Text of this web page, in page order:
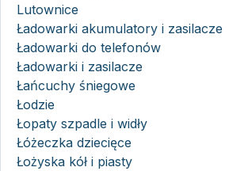
Lutownice
Ładowarki akumulatory i zasilacze
Ładowarki do telefonów
Ładowarki i zasilacze
Łańcuchy śniegowe
Łodzie
Łopaty szpadle i widły
Łóżeczka dziecięce
Łożyska kół i piasty